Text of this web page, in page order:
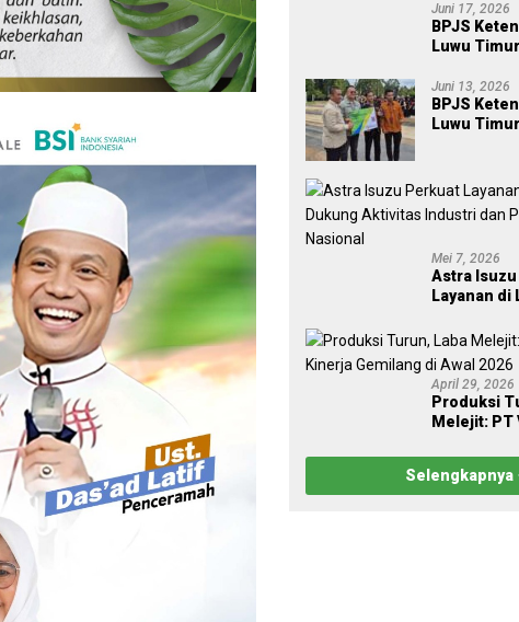
Juni 17, 2026
BPJS
Luwu
melalui
Pohon
Juni 13, 2026
BPJS
Luwu
Mei 7, 2026
Astra
Layanan di
dan
Nasional
April 29, 2026
Produksi
Melejit: PT
2026
Selengkapnya